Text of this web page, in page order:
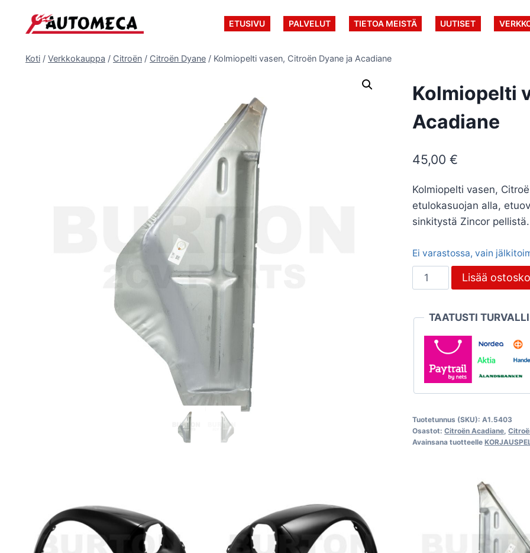
sisältöön
ETUSIVU PALVELUT TIETOA MEISTÄ UUTISET
Koti / Verkkokauppa / Citroën / Citroën Dyane / Kolmiopelti vasen, Citroën Dyane ja Acadiane
Kolmiopelti
Acadiane
45,00€
Kolmiopelti vasen,
etulokasuojan alla,
sinkitystä Zincor pellistä.
Ei varastossa, vain
Kolmiopelti
vasen,
Dyane
Acadiane
määrä
Lisää
TAATUSTI
Tuotetunnus (SKU):A1.5403
Osastot:Citroën Acadiane ,
Avainsana tuotteelle